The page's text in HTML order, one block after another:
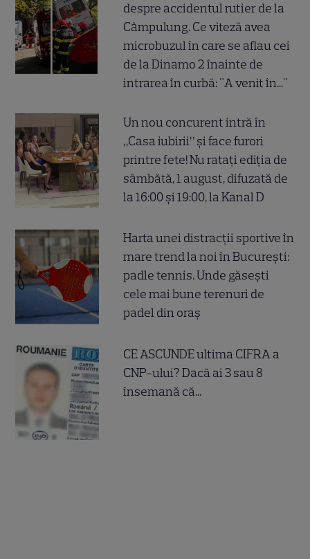
despre accidentul rutier de la
Câmpulung. Ce viteză avea
microbuzul în care se aflau cei
de la Dinamo 2 înainte de
intrarea în curbă: "A venit în..."
Un nou concurent intră în
„Casa iubirii” și face furori
printre fete! Nu ratați ediția de
sâmbătă, 1 august, difuzată de
la 16:00 și 19:00, la Kanal D
Harta unei distracții sportive în
mare trend la noi în București:
padle tennis. Unde găsești
cele mai bune terenuri de
padel din oraș
CE ASCUNDE ultima CIFRA a
CNP-ului? Dacă ai 3 sau 8
însemană că...